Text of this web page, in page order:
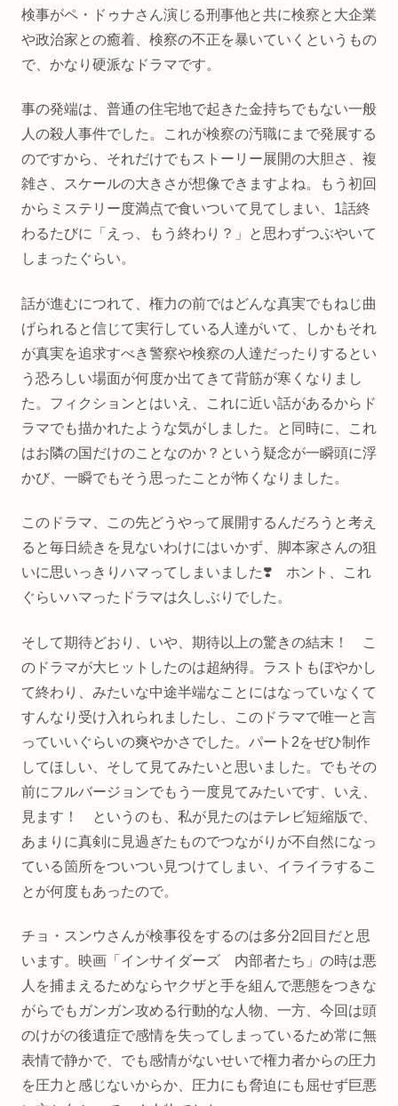
検事がペ・ドゥナさん演じる刑事他と共に検察と大企業
や政治家との癒着、検察の不正を暴いていくというもの
で、かなり硬派なドラマです。
事の発端は、普通の住宅地で起きた金持ちでもない一般
人の殺人事件でした。これが検察の汚職にまで発展する
のですから、それだけでもストーリー展開の大胆さ、複
雑さ、スケールの大きさが想像できますよね。もう初回
からミステリー度満点で食いついて見てしまい、1話終
わるたびに「えっ、もう終わり？」と思わずつぶやいて
しまったぐらい。
話が進むにつれて、権力の前ではどんな真実でもねじ曲
げられると信じて実行している人達がいて、しかもそれ
が真実を追求すべき警察や検察の人達だったりするとい
う恐ろしい場面が何度か出てきて背筋が寒くなりまし
た。フィクションとはいえ、これに近い話があるからド
ラマでも描かれたような気がしました。と同時に、これ
はお隣の国だけのことなのか？という疑念が一瞬頭に浮
かび、一瞬でもそう思ったことが怖くなりました。
このドラマ、この先どうやって展開するんだろうと考え
ると毎日続きを見ないわけにはいかず、脚本家さんの狙
いに思いっきりハマってしまいました❣️ ホント、これ
ぐらいハマったドラマは久しぶりでした。
そして期待どおり、いや、期待以上の驚きの結末！ こ
のドラマが大ヒットしたのは超納得。ラストもぼやかし
て終わり、みたいな中途半端なことにはなっていなくて
すんなり受け入れられましたし、このドラマで唯一と言
っていいぐらいの爽やかさでした。パート2をぜひ制作
してほしい、そして見てみたいと思いました。でもその
前にフルバージョンでもう一度見てみたいです、いえ、
見ます！ というのも、私が見たのはテレビ短縮版で、
あまりに真剣に見過ぎたものでつながりが不自然になっ
ている箇所をついつい見つけてしまい、イライラするこ
とが何度もあったので。
チョ・スンウさんが検事役をするのは多分2回目だと思
います。映画「インサイダーズ 内部者たち」の時は悪
人を捕まえるためならヤクザと手を組んで悪態をつきな
がらでもガンガン攻める行動的な人物、一方、今回は頭
のけがの後遺症で感情を失ってしまっているため常に無
表情で静かで、でも感情がないせいで権力者からの圧力
を圧力と感じないからか、圧力にも脅迫にも屈せず巨悪